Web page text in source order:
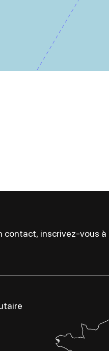
contact, inscrivez-vous